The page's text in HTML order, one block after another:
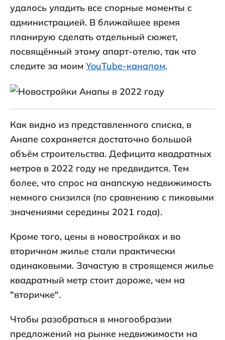
удалось уладить все спорные моменты с
администрацией. В ближайшее время
планирую сделать отдельный сюжет,
посвящённый этому апарт-отелю, так что
следите за моим YouTube-каналом.
Как видно из представленного списка, в
Анапе сохраняется достаточно большой
объём строительства. Дефицита квадратных
метров в 2022 году не предвидится. Тем
более, что спрос на анапскую недвижимость
немного снизился (по сравнению с пиковыми
значениями середины 2021 года).
Кроме того, цены в новостройках и во
вторичном жилье стали практически
одинаковыми. Зачастую в строящемся жилье
квадратный метр стоит дороже, чем на
"вторичке".
Чтобы разобраться в многообразии
предложений на рынке недвижимости на